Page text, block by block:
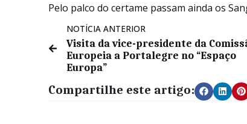
Pelo palco do certame passam ainda os
NOTÍCIA ANTERIOR
Visita da vice-presidente da
Europeia a Portalegre no “Espaço
Europa”
Compartilhe este artigo: